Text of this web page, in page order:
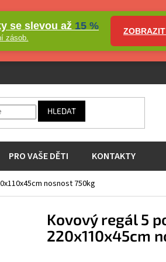
se slevou až 15 %
zásob.
HLEDAT
PRO VAŠE DĚTI KONTAKTY
nosnost 750kg
Kovový regál 5
220x110x45cm